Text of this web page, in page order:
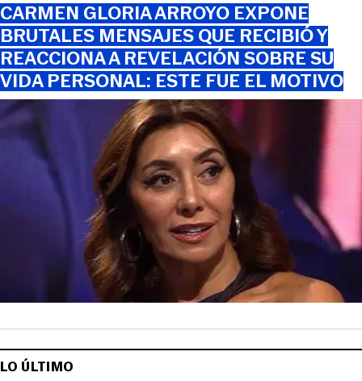
CARMEN GLORIA ARROYO EXPONE
BRUTALES MENSAJES QUE RECIBIÓ Y
REACCIONA A REVELACIÓN SOBRE SU
VIDA PERSONAL: ESTE FUE EL MOTIVO
LO ÚLTIMO